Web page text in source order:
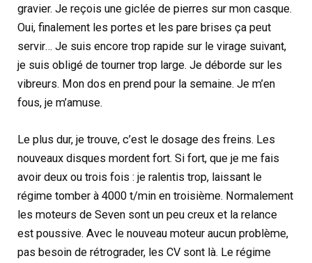
gravier. Je reçois une giclée de pierres sur mon casque.
Oui, finalement les portes et les pare brises ça peut
servir… Je suis encore trop rapide sur le virage suivant,
je suis obligé de tourner trop large. Je déborde sur les
vibreurs. Mon dos en prend pour la semaine. Je m’en
fous, je m’amuse.
Le plus dur, je trouve, c’est le dosage des freins. Les
nouveaux disques mordent fort. Si fort, que je me fais
avoir deux ou trois fois : je ralentis trop, laissant le
régime tomber à 4000 t/min en troisième. Normalement
les moteurs de Seven sont un peu creux et la relance
est poussive. Avec le nouveau moteur aucun problème,
pas besoin de rétrograder, les CV sont là. Le régime